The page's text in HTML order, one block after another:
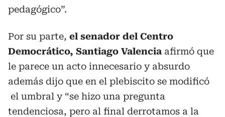
pedagógico”.
Por su parte, el senador del Centro
Democrático, Santiago Valencia afirmó que
le parece un acto innecesario y absurdo
además dijo que en el plebiscito se modificó
el umbral y “se hizo una pregunta
tendenciosa, pero al final derrotamos a la